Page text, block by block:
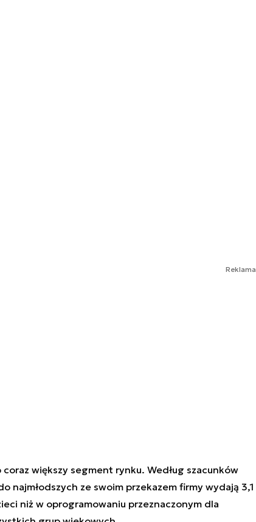
Reklama
większy segment rynku. Według szacunków
najmłodszych ze swoim przekazem firmy wydają 3,1
niż w oprogramowaniu przeznaczonym dla